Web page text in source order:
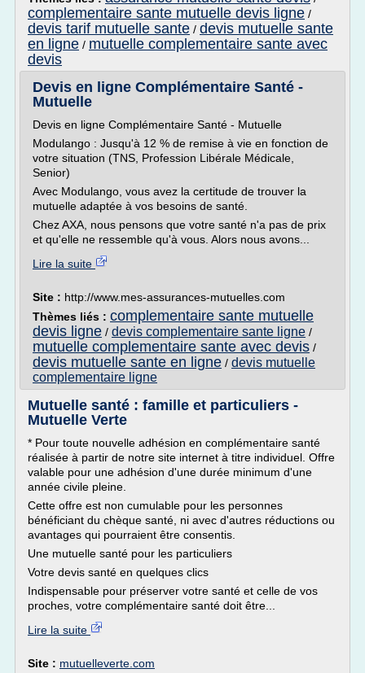
complementaire sante mutuelle devis ligne /
devis tarif mutuelle sante / devis mutuelle sante
en ligne / mutuelle complementaire sante avec
devis
Devis en ligne Complémentaire Santé -
Mutuelle
Devis en ligne Complémentaire Santé - Mutuelle
Modulango : Jusqu'à 12 % de remise à vie en fonction de
votre situation (TNS, Profession Libérale Médicale,
Senior)
Avec Modulango, vous avez la certitude de trouver la
mutuelle adaptée à vos besoins de santé.
Chez AXA, nous pensons que votre santé n'a pas de prix
et qu'elle ne ressemble qu'à vous. Alors nous avons...
Lire la suite
Site : http://www.mes-assurances-mutuelles.com
Thèmes liés : complementaire sante mutuelle
devis ligne / devis complementaire sante ligne /
mutuelle complementaire sante avec devis /
devis mutuelle sante en ligne / devis mutuelle
complementaire ligne
Mutuelle santé : famille et particuliers -
Mutuelle Verte
* Pour toute nouvelle adhésion en complémentaire santé
réalisée à partir de notre site internet à titre individuel. Offre
valable pour une adhésion d'une durée minimum d'une
année civile pleine.
Cette offre est non cumulable pour les personnes
bénéficiant du chèque santé, ni avec d'autres réductions ou
avantages qui pourraient être consentis.
Une mutuelle santé pour les particuliers
Votre devis santé en quelques clics
Indispensable pour préserver votre santé et celle de vos
proches, votre complémentaire santé doit être...
Lire la suite
Site : mutuelleverte.com